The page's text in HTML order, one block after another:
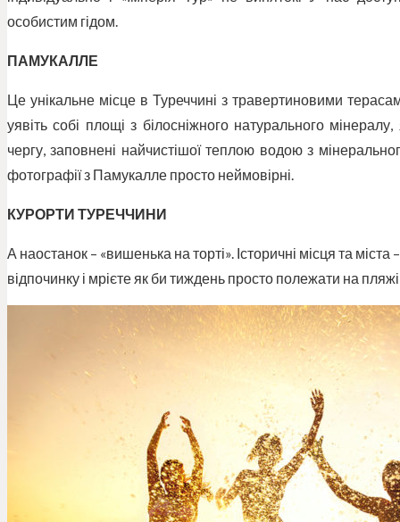
особистим гідом.
ПАМУКАЛЛЕ
Це унікальне місце в Туреччині з травертиновими
уявіть собі площі з білосніжного натурального
чергу, заповнені найчистішої теплою водою з
фотографії з Памукалле просто неймовірні.
КУРОРТИ ТУРЕЧЧИНИ
А наостанок – «вишенька на торті». Історичні місця та
відпочинку і мрієте як би тиждень просто полежати на